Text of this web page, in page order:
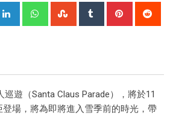
遊（Santa Claus Parade），將於11
登場，將為即將進入雪季前的時光，帶